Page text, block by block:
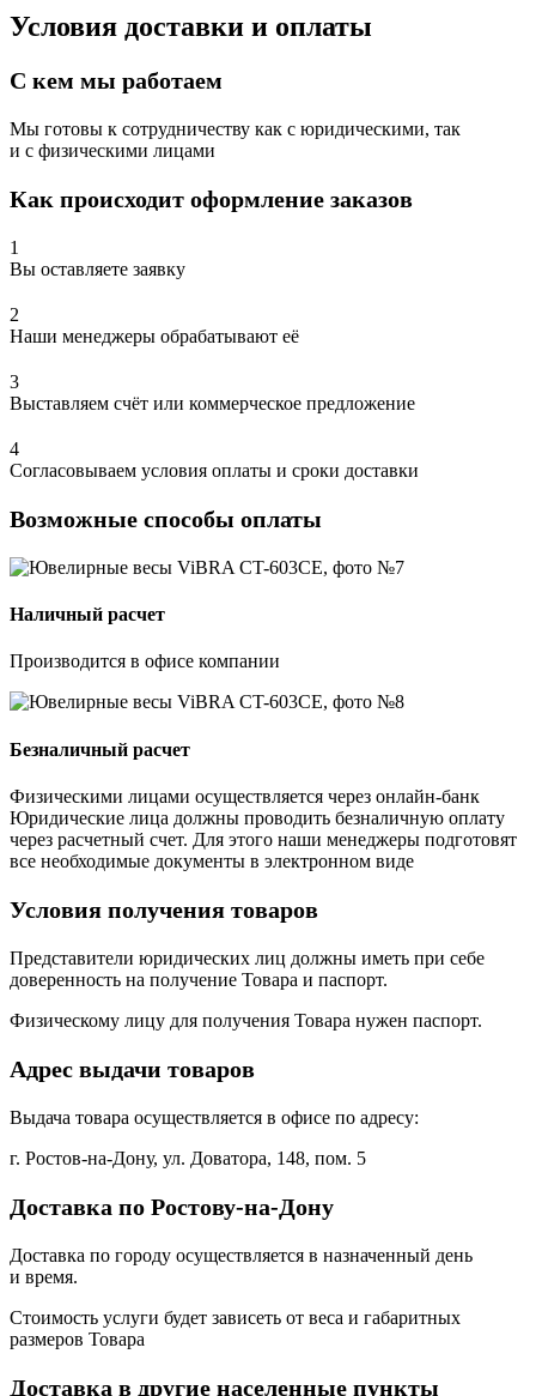
Условия доставки и оплаты
С кем мы работаем
Мы готовы к сотрудничеству как с юридическими, так
и с физическими лицами
Как происходит оформление заказов
1
Вы оставляете заявку
2
Наши менеджеры обрабатывают её
3
Выставляем счёт или коммерческое предложение
4
Согласовываем условия оплаты и сроки доставки
Возможные способы оплаты
Наличный расчет
Производится в офисе компании
Безналичный расчет
Физическими лицами осуществляется через онлайн-банк
Юридические лица должны проводить безналичную оплату
через расчетный счет. Для этого наши менеджеры подготовят
все необходимые документы в электронном виде
Условия получения товаров
Представители юридических лиц должны иметь при себе
доверенность на получение Товара и паспорт.
Физическому лицу для получения Товара нужен паспорт.
Адрес выдачи товаров
Выдача товара осуществляется в офисе по адресу:
г. Ростов-на-Дону, ул. Доватора, 148, пом. 5
Доставка по Ростову-на-Дону
Доставка по городу осуществляется в назначенный день
и время.
Стоимость услуги будет зависеть от веса и габаритных
размеров Товара
Доставка в другие населенные пункты